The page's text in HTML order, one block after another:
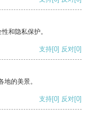
和隐私保护。
支持[0] 反对[0]
的美景。
支持[0] 反对[0]